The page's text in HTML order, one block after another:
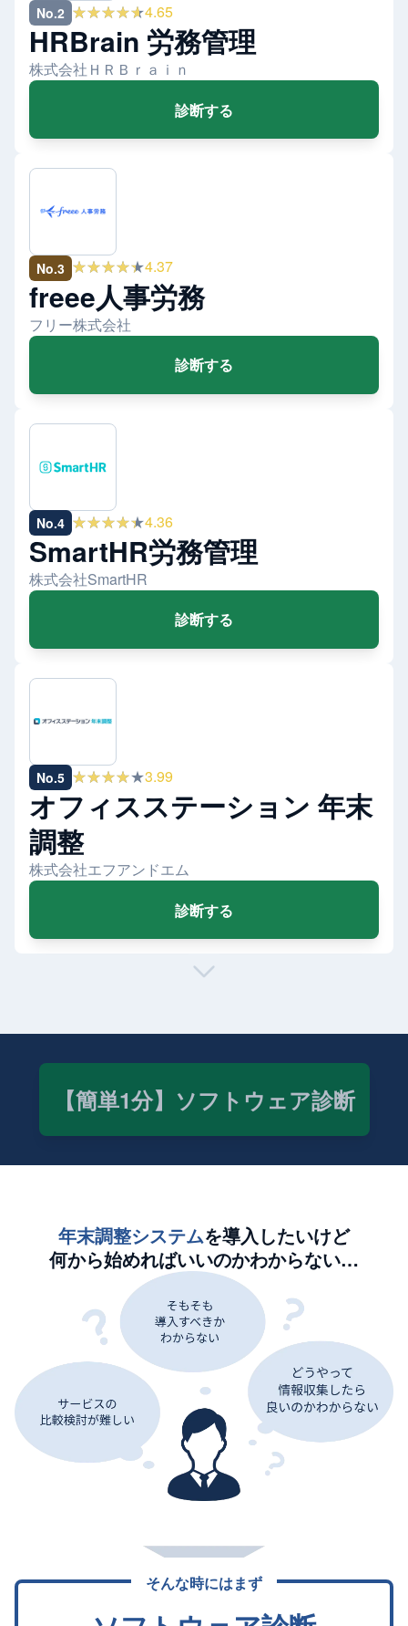
No.2 ★★★★★4.65
HRBrain 労務管理
株式会社ＨＲＢｒａｉｎ
診断する
No.3 ★★★★★4.37
freee人事労務
フリー株式会社
診断する
No.4 ★★★★★4.36
SmartHR労務管理
株式会社SmartHR
診断する
No.5 ★★★★★3.99
オフィスステーション 年末
調整
株式会社エフアンドエム
診断する
【簡単1分】ソフトウェア診断
年末調整システムを導入したいけど
何から始めればいいのかわからない…
そんな時にはまず